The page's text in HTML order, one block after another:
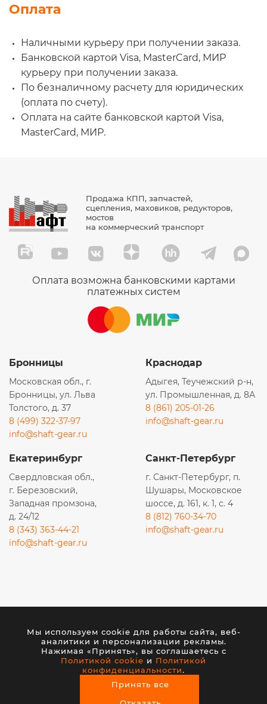
Оплата
Наличными курьеру при получении заказа.
Банковской картой Visa, MasterCard, МИР
курьеру при получении заказа.
По безналичному расчету для юридических
(оплата по счету).
Оплата на сайте банковской картой Visa,
MasterCard, МИР.
Мы используем cookie для работы сайта, веб-
аналитики и персонализации рекламы.
Нажимая «Принять», вы соглашаетесь с
Политикой cookie и Политикой
конфиденциальности.
Принять все
Продажа КПП, запчастей,
сцепления, маховиков, редукторов,
мостов
на коммерческий транспорт
Оплата возможна банковскими картами
платежных систем
Бронницы
Московская обл., г.
Бронницы, ул. Льва
Толстого, д. 37
8 (499) 322-37-97
info@shaft-gear.ru
Краснодар
Адыгея, Теучежский р-н,
ул. Промышленная, д. 8А
8 (861) 205-01-26
info@shaft-gear.ru
Екатеринбург
Свердловская обл.,
г. Березовский,
Западная промзона,
д. 24/12
8 (343) 363-44-21
info@shaft-gear.ru
Санкт-Петербург
г. Санкт-Петербург, п.
Шушары, Московское
шоссе, д. 161, к. 1, с. 4
8 (812) 760-34-70
info@shaft-gear.ru
каких условиях не является публичной офертой,
определяемой положениями статьи 437 (2) ГК РФ.
© 2026 ООО «ШАФТ». Все права защищены.